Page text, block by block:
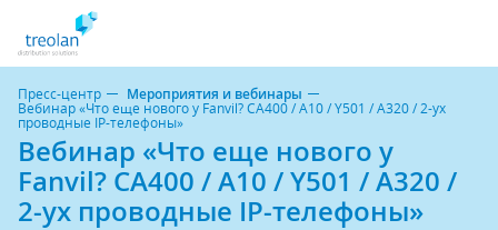
Пресс-центр Мероприятия и вебинары
Вебинар «Что еще нового у Fanvil? CA400 / A10 / Y501 / A320 / 2-ух
проводные IP-телефоны»
Вебинар «Что еще нового у
Fanvil? CA400 / A10 / Y501 / A320 /
2-ух проводные IP-телефоны»